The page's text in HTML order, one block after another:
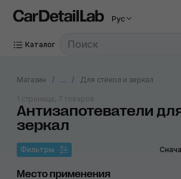
Рус
Каталог
Магазин ... Для стёкол и зеркал
Антизапотеватели
зеркал
1 страница, 7 товаров
Фильтры
Место применения